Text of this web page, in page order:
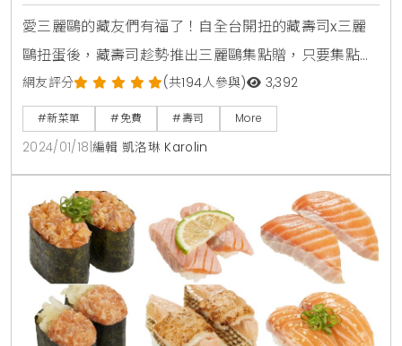
造型娃娃免費帶回家
愛三麗鷗的藏友們有福了！自全台開扭的藏壽司x三麗
鷗扭蛋後，藏壽司趁勢推出三麗鷗集點贈，只要集點即
能把三麗鷗家族附蓋不鏽鋼杯及 Hello Kitty 造型娃娃免
費帶回家！充分表達新春納福意涵，藏壽司特別打造四
間三麗鷗期間限定裝置佈置，來店拍照參加社群活動，
即可抽超卡哇依三麗鷗造型車票套，要讓藏友們前來沾
染新春歡樂氣氛！最後，藏壽司更將在1月24日推出限
時七天的「贅澤盛鮮祭」，滿桌的人氣餐點限時限量
網友評分 (共194人參與) 3,392
#新菜單 #免費 #壽司 More
2024/01/18 編輯 凱洛琳 Karolin